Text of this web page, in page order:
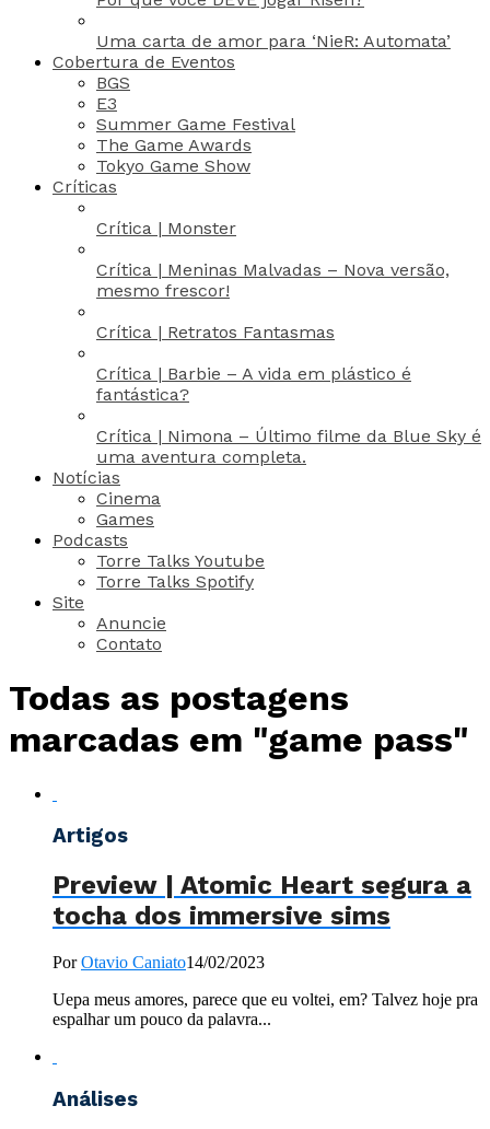
Uma carta de amor para ‘NieR: Automata’
Cobertura de Eventos
BGS
E3
Summer Game Festival
The Game Awards
Tokyo Game Show
Críticas
Crítica | Monster
Crítica | Meninas Malvadas – Nova versão,
mesmo frescor!
Crítica | Retratos Fantasmas
Crítica | Barbie – A vida em plástico é
fantástica?
Crítica | Nimona – Último filme da Blue Sky é
uma aventura completa.
Notícias
Cinema
Games
Podcasts
Torre Talks Youtube
Torre Talks Spotify
Site
Anuncie
Contato
Todas as postagens
marcadas em "game pass"
Artigos
Preview | Atomic Heart segura a
tocha dos immersive sims
PorOtavio Caniato14/02/2023
Uepa meus amores, parece que eu voltei, em? Talvez hoje pra
espalhar um pouco da palavra...
Análises